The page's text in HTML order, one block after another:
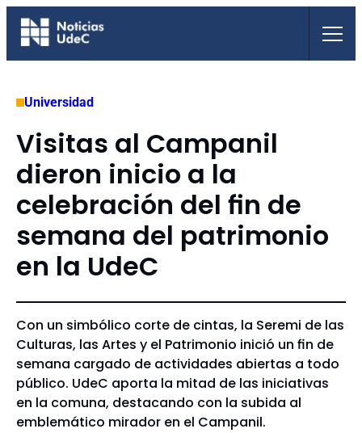
Saltar
Universidad
Visitas al Campanil
dieron inicio a la
celebración del fin de
semana del patrimonio
en la UdeC
Con un simbólico corte de cintas, la Seremi de las
Culturas, las Artes y el Patrimonio inició un fin de
semana cargado de actividades abiertas a todo
público. UdeC aporta la mitad de las iniciativas
en la comuna, destacando con la subida al
emblemático mirador en el Campanil.